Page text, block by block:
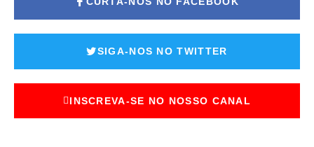
SIGA-NOS NO TWITTER
INSCREVA-SE NO NOSSO CANAL